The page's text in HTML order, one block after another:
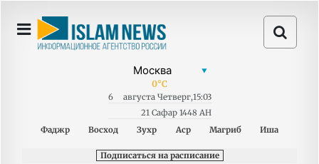
0°C
6 августа Четверг,15:03
21 Сафар 1448 AH
Фаджр
Восход Зухр Аср Магриб Иша
Подписаться на расписание